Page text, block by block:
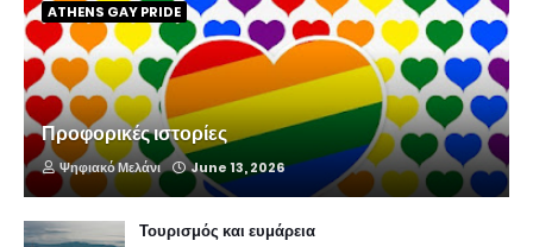
ATHENS GAY PRIDE
Προφορικές ιστορίες
Ψηφιακό Μελάνι June 13, 2026
Τουρισμός και ευμάρεια